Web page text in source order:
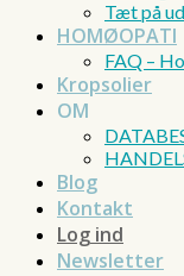
Tæt på
HOMØOPATI
FAQ –
Kropsolier
OM
Blog
Kontakt
Log ind
Newsletter